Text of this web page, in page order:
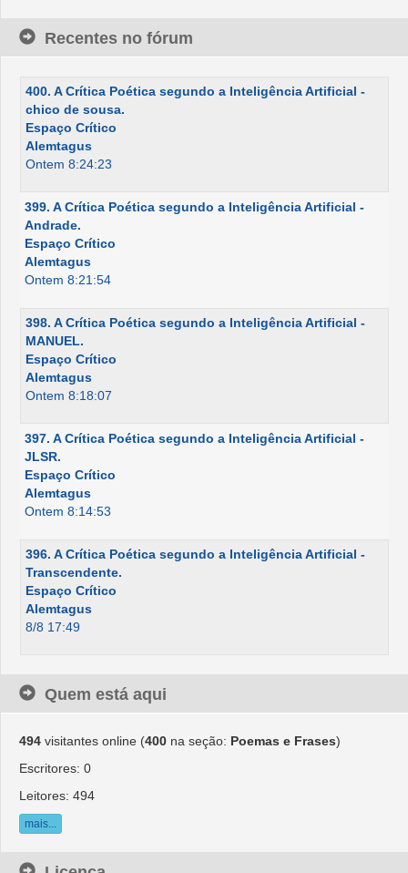
Recentes no fórum
400. A Crítica Poética segundo a Inteligência Artificial -
chico de sousa.
Espaço Crítico
Alemtagus
Ontem 8:24:23
399. A Crítica Poética segundo a Inteligência Artificial -
Andrade.
Espaço Crítico
Alemtagus
Ontem 8:21:54
398. A Crítica Poética segundo a Inteligência Artificial -
MANUEL.
Espaço Crítico
Alemtagus
Ontem 8:18:07
397. A Crítica Poética segundo a Inteligência Artificial -
JLSR.
Espaço Crítico
Alemtagus
Ontem 8:14:53
396. A Crítica Poética segundo a Inteligência Artificial -
Transcendente.
Espaço Crítico
Alemtagus
8/8 17:49
Quem está aqui
494 visitantes online (400 na seção: Poemas e Frases)
Escritores: 0
Leitores: 494
mais...